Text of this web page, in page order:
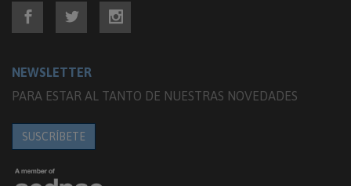
NEWSLETTER
PARA ESTAR AL TANTO DE NUESTRAS NOVEDADES
SUSCRÍBETE